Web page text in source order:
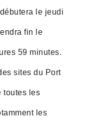
le jeudi
fin le
59 minutes.
sites du Port
toutes les
les